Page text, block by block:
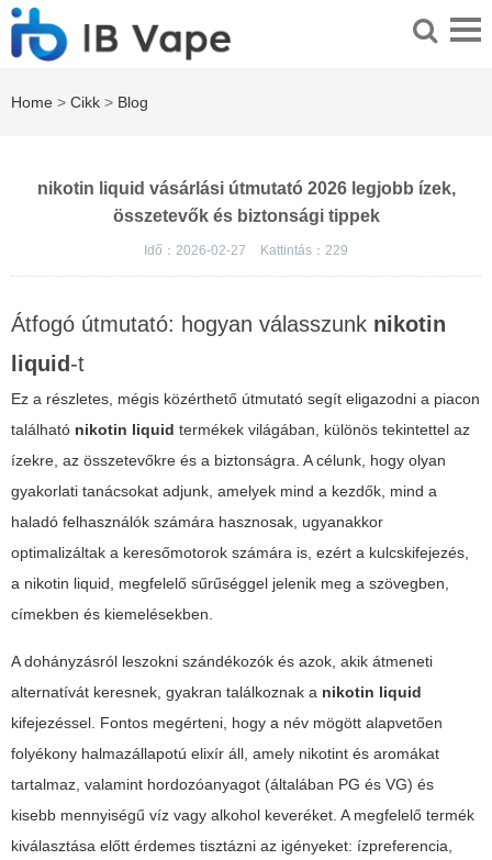
Home > Cikk > Blog
nikotin liquid vásárlási útmutató 2026 legjobb ízek,
összetevők és biztonsági tippek
Idő：2026-02-27 Kattintás： 229
Átfogó útmutató: hogyan válasszunk nikotin
liquid-t
Ez a részletes, mégis közérthető útmutató segít eligazodni a piacon
található nikotin liquid termékek világában, különös tekintettel az
ízekre, az összetevőkre és a biztonságra. A célunk, hogy olyan
gyakorlati tanácsokat adjunk, amelyek mind a kezdők, mind a
haladó felhasználók számára hasznosak, ugyanakkor
optimalizáltak a keresőmotorok számára is, ezért a kulcskifejezés,
a nikotin liquid, megfelelő sűrűséggel jelenik meg a szövegben,
címekben és kiemelésekben.
A dohányzásról leszokni szándékozók és azok, akik átmeneti
alternatívát keresnek, gyakran találkoznak a nikotin liquid
kifejezéssel. Fontos megérteni, hogy a név mögött alapvetően
folyékony halmazállapotú elixír áll, amely nikotint és aromákat
tartalmaz, valamint hordozóanyagot (általában PG és VG) és
kisebb mennyiségű víz vagy alkohol keveréket. A megfelelő termék
kiválasztása előtt érdemes tisztázni az igényeket: ízpreferencia,